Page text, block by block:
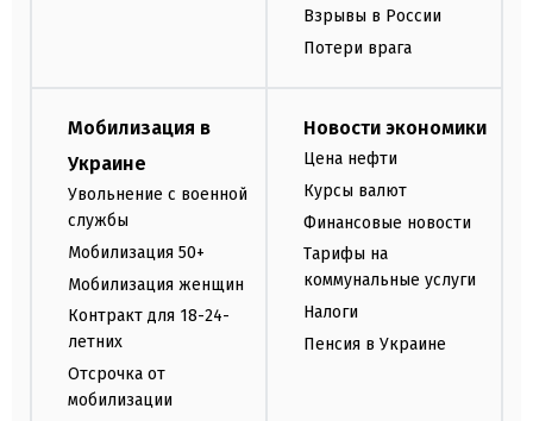
Взрывы в России
Потери врага
Мобилизация в
Украине
Увольнение с военной
службы
Мобилизация 50+
Мобилизация женщин
Контракт для 18-24-
летних
Отсрочка от
мобилизации
Новости экономики
Цена нефти
Курсы валют
Финансовые новости
Тарифы на
коммунальные услуги
Налоги
Пенсия в Украине